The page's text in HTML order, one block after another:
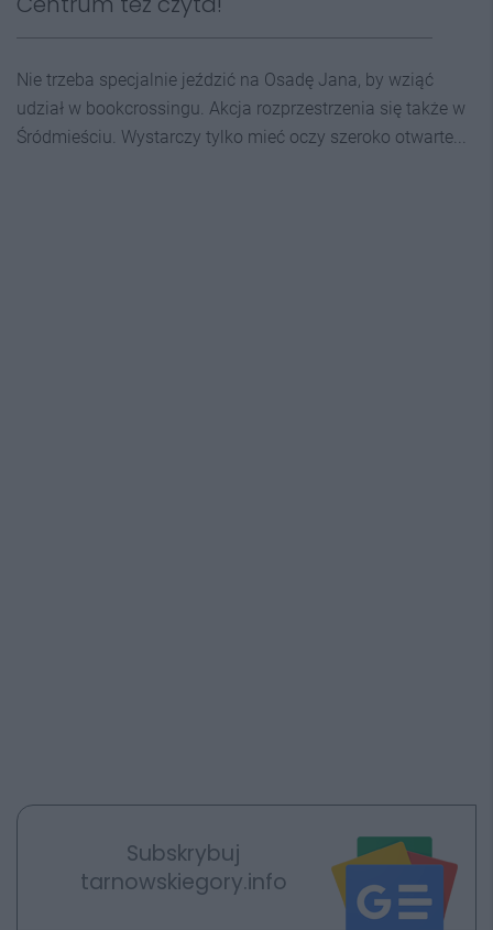
Nie trzeba specjalnie jeździć na Osadę Jana, by wziąć
udział w bookcrossingu. Akcja rozprzestrzenia się także w
Śródmieściu. Wystarczy tylko mieć oczy szeroko otwarte...
Subskrybuj
tarnowskiegory.info